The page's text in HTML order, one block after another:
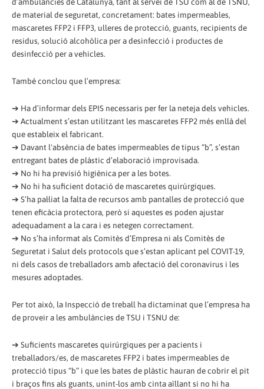
de material de seguretat, concretament: bates impermeables,
mascaretes FFP2 i FFP3, ulleres de protecció, guants, recipients de
residus, solució alcohòlica per a desinfecció i productes de
desinfecció per a vehicles.
També conclou que l’empresa:
➔ Ha d’informar dels EPIS necessaris per fer la neteja dels vehicles.
➔ Actualment s’estan utilitzant les mascaretes FFP2 més enllà del
que estableix el fabricant.
➔ Davant l'absència de bates impermeables de tipus “b”, s’estan
entregant bates de plàstic d’elaboració improvisada.
➔ No hi ha previsió higiènica per a les botes.
➔ No hi ha suficient dotació de mascaretes quirúrgiques.
➔ S’ha pal·liat la falta de recursos amb pantalles de protecció que
tenen eficàcia protectora, però si aquestes es poden ajustar
adequadament a la cara i es netegen correctament.
➔ No s’ha informat als Comitès d’Empresa ni als Comitès de
Seguretat i Salut dels protocols que s’estan aplicant pel COVIT-19,
ni dels casos de treballadors amb afectació del coronavirus i les
mesures adoptades.
Per tot això, la Inspecció de treball ha dictaminat que l’empresa ha
de proveir a les ambulàncies de TSU i TSNU de:
➔ Suficients mascaretes quirúrgiques per a pacients i
treballadors/es, de mascaretes FFP2 i bates impermeables de
protecció tipus “b” i que les bates de plàstic hauran de cobrir el pit
i braços fins als guants, unint-los amb cinta aïllant si no hi ha